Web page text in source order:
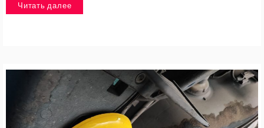
Читать далее